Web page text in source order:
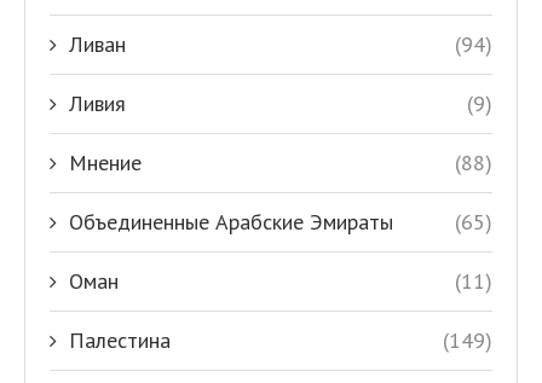
Ливан (94)
Ливия (9)
Мнение (88)
Объединенные Арабские Эмираты (65)
Оман (11)
Палестина (149)